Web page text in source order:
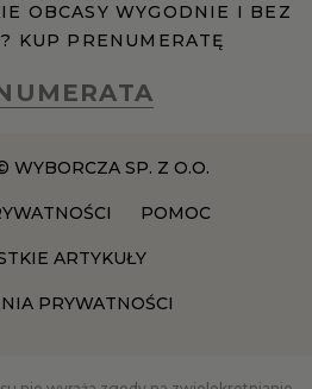
OBCASY WYGODNIE I BEZ
KUP PRENUMERATĘ
WYBORCZA SP. Z O.O.
POMOC
ARTYKUŁY
PRYWATNOŚCI